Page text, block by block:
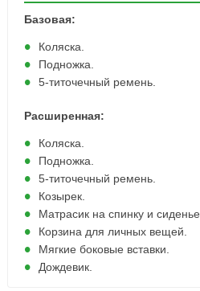
Базовая:
Коляска.
Подножка.
5-титочечный ремень.
Расширенная:
Коляска.
Подножка.
5-титочечный ремень.
Козырек.
Матрасик на спинку и сиденье.
Корзина для личных вещей.
Мягкие боковые вставки.
Дождевик.